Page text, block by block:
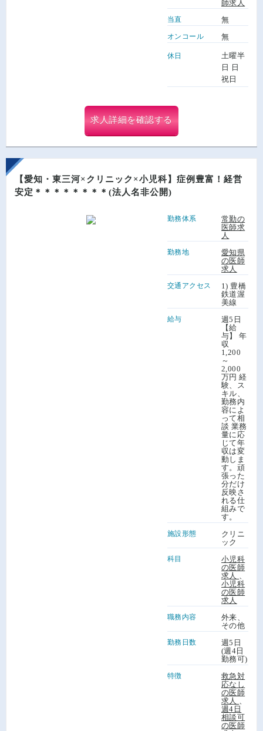
師求人
当直 無
オンコール 無
休日
土曜半
日 日
祝日
求人詳細を確認する
【愛知・東三河×クリニック×小児科】症例豊富！経営
安定＊＊＊＊＊＊＊＊(法人名非公開)
勤務体系
常勤の
医師求
人
勤務地
愛知県
の医師
求人
交通アクセス
1) 豊橋
鉄道渥
美線
給与
週5日
【給
与】 年
収
1,200
～
2,000
万円 経
験、ス
キル、
勤務内
容によ
って相
談 業務
量に応
じて年
収は変
動しま
す。頑
張った
分だけ
反映さ
れる仕
組みで
す。
施設形態
クリニ
ック
科目
小児科
の医師
求人
小児科
の医師
求人
職務内容
外来、
その他
勤務日数
週5日
(週4日
勤務可)
特徴
救急対
応なし
の医師
求人
週4日
相談可
の医師